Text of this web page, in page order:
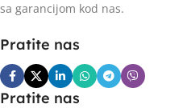
sa garancijom kod nas.
Pratite nas
Pratite nas